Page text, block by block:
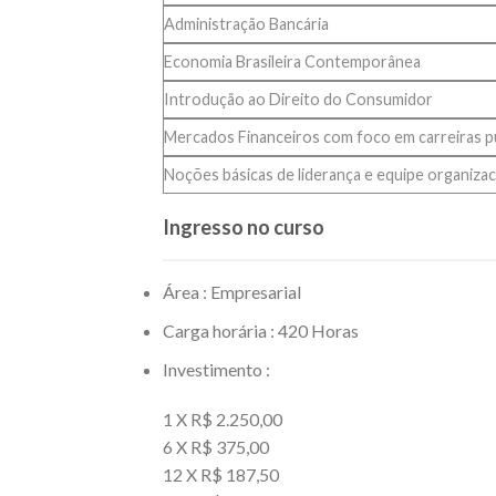
Administração Bancária
Economia Brasileira Contemporânea
Introdução ao Direito do Consumidor
Mercados Financeiros com foco em carreiras
Noções básicas de liderança e equipe
Ingresso no curso
Área : Empresarial
Carga horária : 420 Horas
Investimento :
1 X R$ 2.250,00
6 X R$ 375,00
12 X R$ 187,50